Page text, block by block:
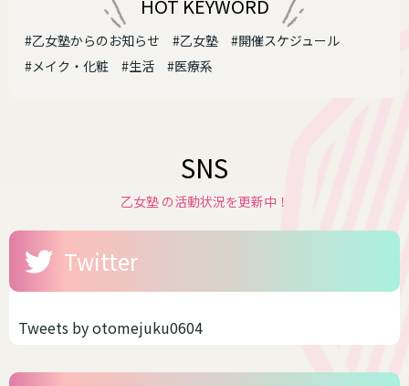
HOT KEYWORD
#乙女塾からのお知らせ #乙女塾
#開催スケジュール
#メイク・化粧
#生活 #医療系
SNS
乙女塾 の活動状況を更新中！
Twitter
Tweets by otomejuku0604